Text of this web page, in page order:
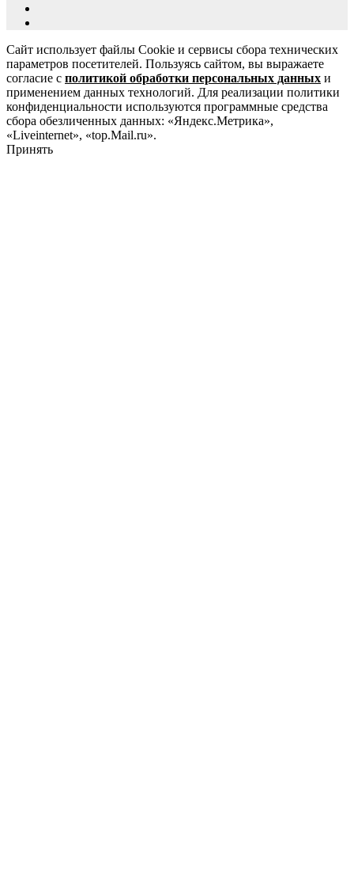
Сайт использует файлы Cookie и сервисы сбора технических
параметров посетителей. Пользуясь сайтом, вы выражаете
согласие с политикой обработки персональных данных и
применением данных технологий. Для реализации политики
конфиденциальности используются программные средства
сбора обезличенных данных: «Яндекс.Метрика»,
«Liveinternet», «top.Mail.ru».
Принять